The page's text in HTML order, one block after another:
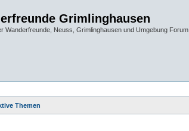
Grimlinghausen
Wanderfreunde, Neuss, Grimlinghausen und Umgebung Forum
Themen